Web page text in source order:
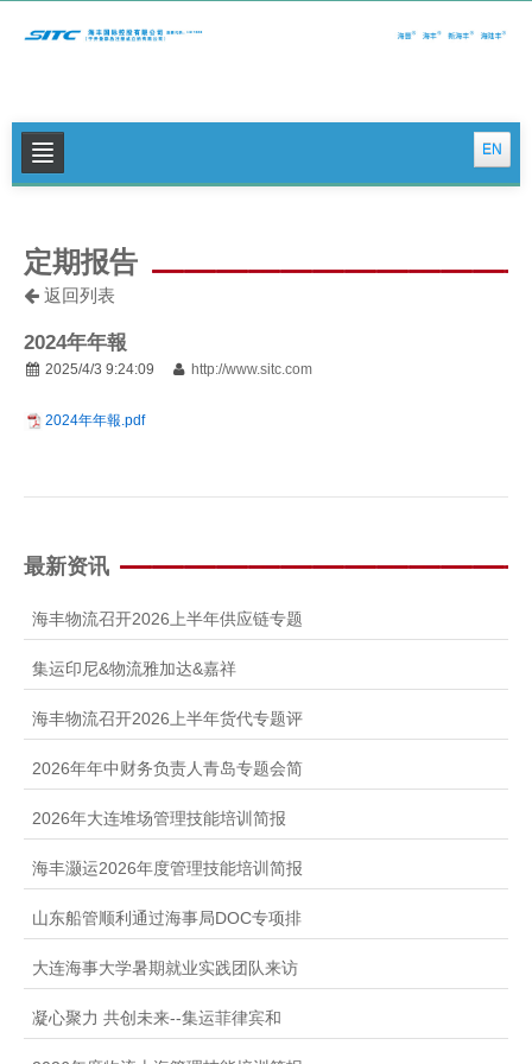
EN
公司新闻
集运特色服务
物流特色服务
联系我们
定期报告
返回列表
2024年年報
2025/4/3 9:24:09 http://www.sitc.com
2024年年報.pdf
最新资讯
海丰物流召开2026上半年供应链专题
集运印尼&物流雅加达&嘉祥
海丰物流召开2026上半年货代专题评
2026年年中财务负责人青岛专题会简
2026年大连堆场管理技能培训简报
海丰灏运2026年度管理技能培训简报
山东船管顺利通过海事局DOC专项排
大连海事大学暑期就业实践团队来访
凝心聚力 共创未来--集运菲律宾和